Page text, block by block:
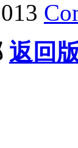
返回